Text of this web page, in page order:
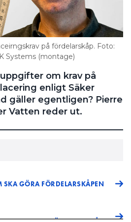
på fördelarskåp. Foto:
Systems (montage)
om krav på
enligt Säker
gäller egentligen? Pierre
Vatten reder ut.
SKA GÖRA FÖRDELARSKÅPEN